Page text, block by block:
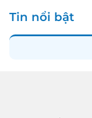
Tin nổi bật